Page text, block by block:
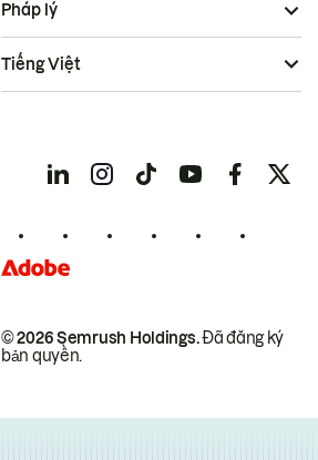
© 2026 Semrush Holdings.Đã đăng ký
bản quyền.
Pháp lý
Tiếng Việt